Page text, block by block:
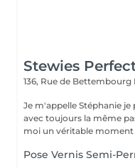
Stewies
136, Rue de Bettembourg
Je m'appelle Stéphanie je
avec toujours la même
moi un véritable moment
Pose Vernis Semi-